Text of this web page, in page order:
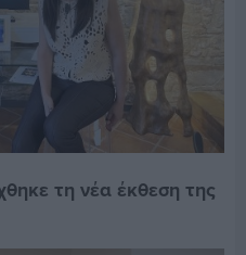
τη νέα έκθεση της